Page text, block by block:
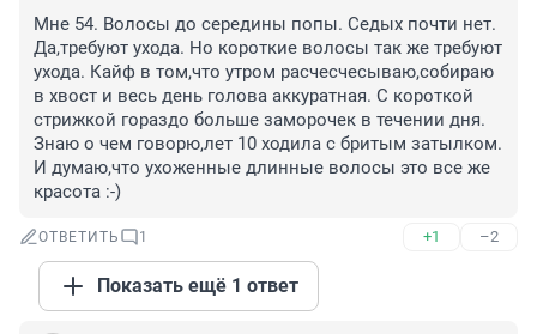
Мне 54. Волосы до середины попы. Седых почти нет.
Да,требуют ухода. Но короткие волосы так же требуют
ухода. Кайф в том,что утром расчесчесываю,собираю
в хвост и весь день голова аккуратная. С короткой
стрижкой гораздо больше заморочек в течении дня.
Знаю о чем говорю,лет 10 ходила с бритым затылком.
И думаю,что ухоженные длинные волосы это все же
красота :-)
ОТВЕТИТЬ 1 +1 –2
Показать ещё 1 ответ